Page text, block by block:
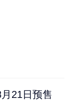
21日预售